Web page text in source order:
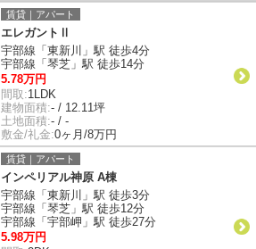
賃貸｜アパート
エレガントⅡ
宇部線「東新川」駅 徒歩4分
宇部線「琴芝」駅 徒歩14分
5.78万円
間取:1LDK
建物面積:- / 12.11坪
土地面積:- / -
敷金/礼金:0ヶ月/8万円
賃貸｜アパート
インペリアル神原 A棟
宇部線「東新川」駅 徒歩3分
宇部線「琴芝」駅 徒歩12分
宇部線「宇部岬」駅 徒歩27分
5.98万円